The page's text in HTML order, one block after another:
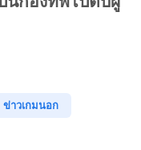
ข่าวเกมนอก